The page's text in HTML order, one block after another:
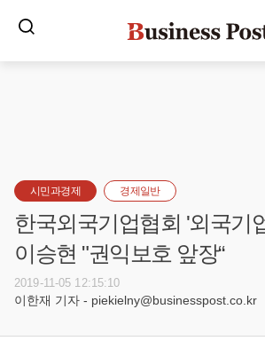
시민과경제 경제일반
한국외국기업협회 '외국기
이승현 "권익보호 앞장“
2019-11-05 12:15:10
이한재 기자 - piekielny@businesspost.co.kr